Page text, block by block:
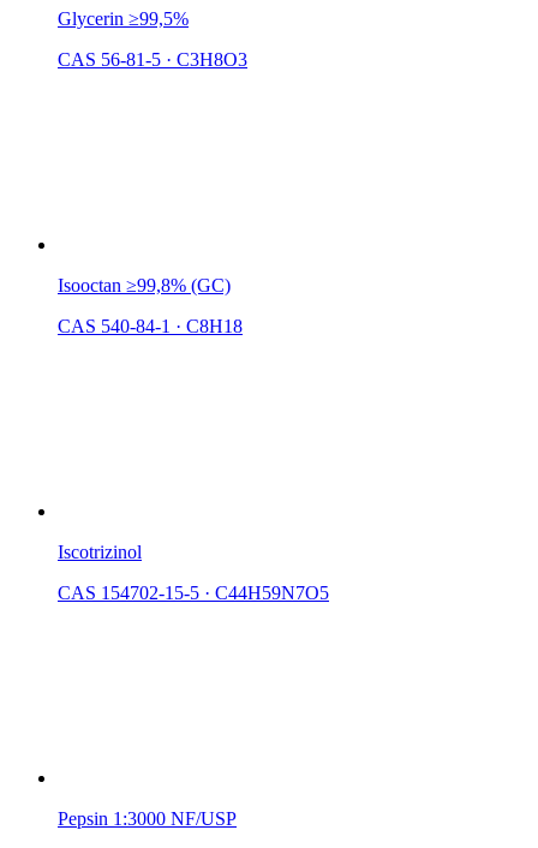
Glycerin ≥99,5%
CAS 56-81-5 · C3H8O3
Isooctan ≥99,8% (GC)
CAS 540-84-1 · C8H18
Iscotrizinol
CAS 154702-15-5 · C44H59N7O5
Pepsin 1:3000 NF/USP